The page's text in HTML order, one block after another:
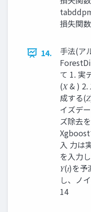
損失関
14.
⼿法(ア
て 1. 実
(𝑋 & ) 2.
成する
イズデ
ズ除去
⼊ ⼒は
を⼊⼒
𝑌(𝑡)を
し、ノ
14